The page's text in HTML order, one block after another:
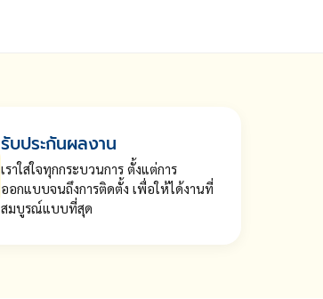
รับประกันผลงาน
เราใส่ใจทุกกระบวนการ ตั้งแต่การ
ออกแบบจนถึงการติดตั้ง เพื่อให้ได้งานที่
สมบูรณ์แบบที่สุด